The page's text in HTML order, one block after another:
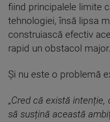
fiind principalele limite
tehnologiei, însă lipsa
construiască efectiv
rapid un obstacol major.
Și nu este o problemă
„Cred că există intenție,
să susțină această